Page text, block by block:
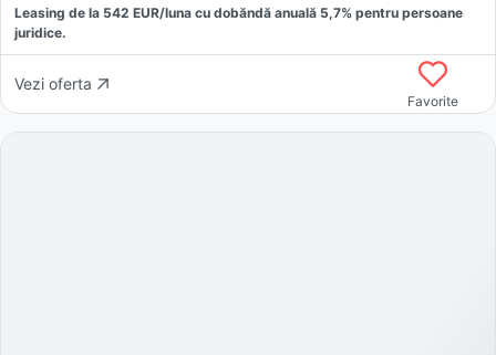
Leasing de la 542 EUR/luna cu dobăndă anuală 5,7% pentru persoane
juridice.
Vezi oferta
Favorite